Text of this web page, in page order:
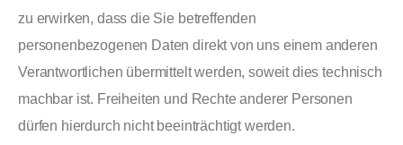
zu erwirken, dass die Sie betreffenden
personenbezogenen Daten direkt von uns einem anderen
Verantwortlichen übermittelt werden, soweit dies technisch
machbar ist. Freiheiten und Rechte anderer Personen
dürfen hierdurch nicht beeinträchtigt werden.